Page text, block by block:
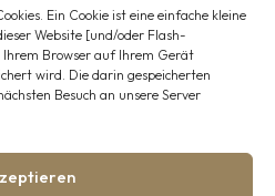
Ein Cookie ist eine einfache kleine
Website [und/oder Flash-
Ihrem Browser auf Ihrem Gerät
wird. Die darin gespeicherten
Besuch an unsere Server
(vollverzinkt, korrosionsfrei)
Bohlen